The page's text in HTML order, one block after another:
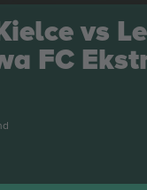
vs
FC